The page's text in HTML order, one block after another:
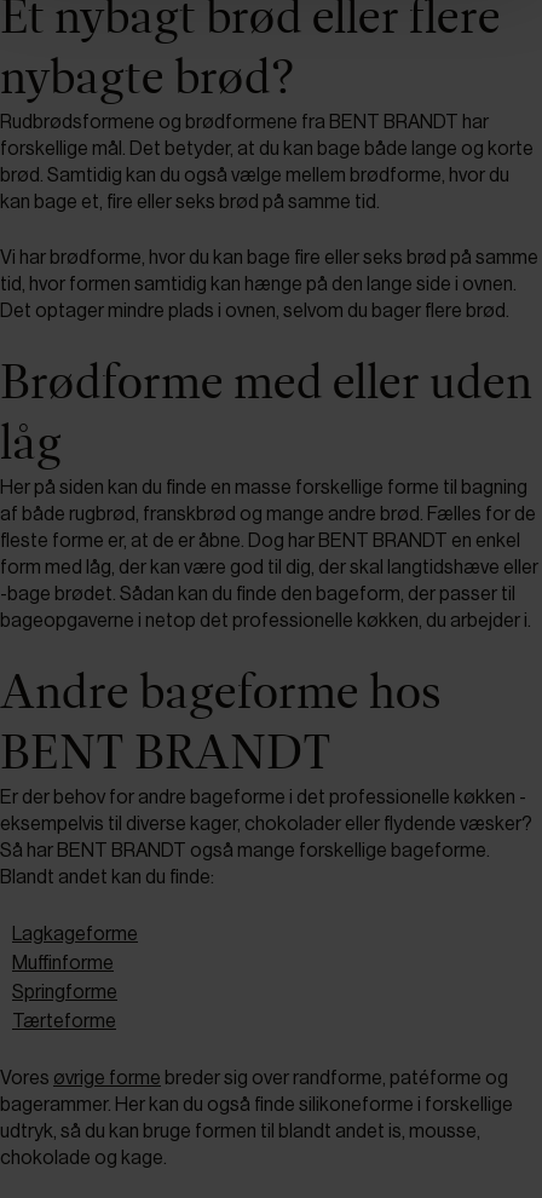
Et nybagt brød eller flere
nybagte brød?
Rudbrødsformene og brødformene fra BENT BRANDT har
forskellige mål. Det betyder, at du kan bage både lange og korte
brød. Samtidig kan du også vælge mellem brødforme, hvor du
kan bage et, fire eller seks brød på samme tid.
Vi har brødforme, hvor du kan bage fire eller seks brød på samme
tid, hvor formen samtidig kan hænge på den lange side i ovnen.
Det optager mindre plads i ovnen, selvom du bager flere brød.
Brødforme med eller uden
låg
Her på siden kan du finde en masse forskellige forme til bagning
af både rugbrød, franskbrød og mange andre brød. Fælles for de
fleste forme er, at de er åbne. Dog har BENT BRANDT en enkel
form med låg, der kan være god til dig, der skal langtidshæve eller
-bage brødet. Sådan kan du finde den bageform, der passer til
bageopgaverne i netop det professionelle køkken, du arbejder i.
Andre bageforme hos
BENT BRANDT
Er der behov for andre bageforme i det professionelle køkken -
eksempelvis til diverse kager, chokolader eller flydende væsker?
Så har BENT BRANDT også mange forskellige bageforme.
Blandt andet kan du finde:
Lagkageforme
Muffinforme
Springforme
Tærteforme
Vores øvrige forme breder sig over randforme, patéforme og
bagerammer. Her kan du også finde silikoneforme i forskellige
udtryk, så du kan bruge formen til blandt andet is, mousse,
chokolade og kage.